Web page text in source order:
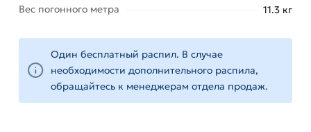
Для приобретения данной позиции, кликните
кнопку«Быстрый заказ». Также можете купить
позвонив по контактам указанным на сайте.
Условия доставки и цены на товар Профнастил
С-8 синий 3000х1200х0,4 мм из категории
Вес погонного метра
11.3 кг
Один бесплатный распил. В случае
необходимости дополнительного распила,
обращайтесь к менеджерам отдела продаж.